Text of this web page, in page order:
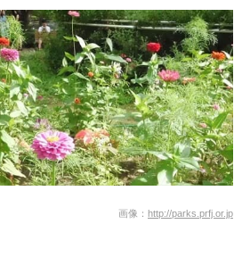
画像： http://parks.prfj.or.jp